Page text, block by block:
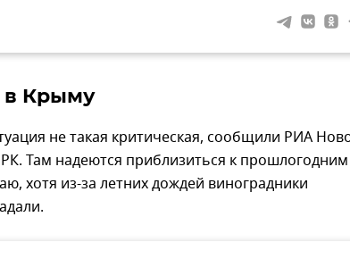
в Крыму
не такая критическая, сообщили РИА
Там надеются приблизиться к прошлогодним
хотя из-за летних дождей виноградники